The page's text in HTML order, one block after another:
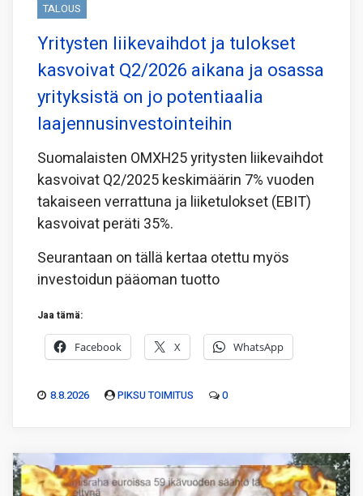
TALOUS
Yritysten liikevaihdot ja tulokset
kasvoivat Q2/2026 aikana ja osassa
yrityksistä on jo potentiaalia
laajennusinvestointeihin
Suomalaisten OMXH25 yritysten liikevaihdot
kasvoivat Q2/2025 keskimäärin 7% vuoden
takaiseen verrattuna ja liiketulokset (EBIT)
kasvoivat peräti 35%.
Seurantaan on tällä kertaa otettu myös
investoidun pääoman tuotto
Jaa tämä:
Facebook X WhatsApp
8.8.2026 PIKSU TOIMITUS 0